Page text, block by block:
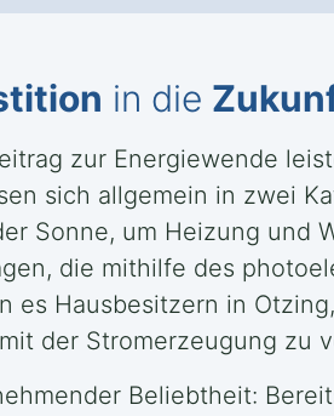
in die
zur Energiewende
sich allgemein in zwei
Sonne, um Heizung und
die mithilfe des
es Hausbesitzern in
der Stromerzeugung zu
Beliebtheit: